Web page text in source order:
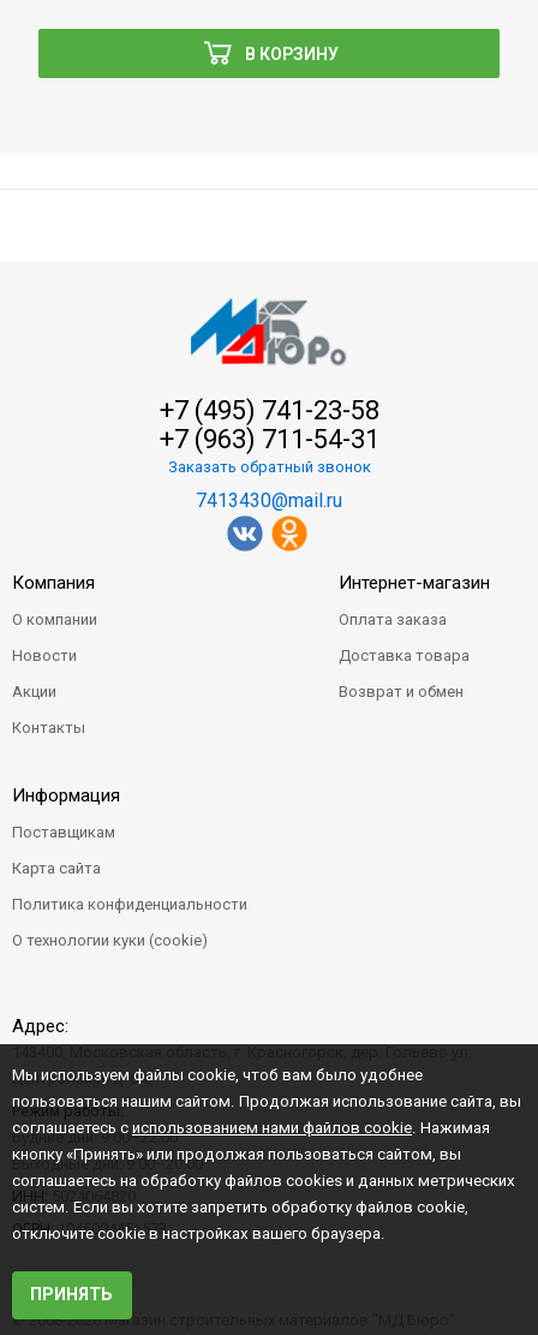
В КОРЗИНУ
+7 (495) 741-23-58
+7 (963) 711-54-31
Заказать обратный звонок
7413430@mail.ru
Компания
О компании
Новости
Акции
Контакты
Интернет-магазин
Оплата заказа
Доставка товара
Возврат и обмен
Информация
Поставщикам
Карта сайта
Политика конфиденциальности
О технологии куки (cookie)
Адрес:
Центральная д. 6"Б"
Режим работы:
Будние дни: 9:00–22:00
Выходные дни: 9:00–20:00
ИНН:
ОГРН:1045004456573
© 2008-2026 Магазин строительных материалов "МД Бюро"
Мы используем файлы cookie, чтоб вам было удобнее
пользоваться нашим сайтом. Продолжая использование сайта, вы
соглашаетесь с использованием нами файлов cookie . Нажимая
кнопку «Принять» или продолжая пользоваться сайтом, вы
соглашаетесь на обработку файлов cookies и данных метрических
систем. Если вы хотите запретить обработку файлов cookie,
отключите cookie в настройках вашего браузера.
ПРИНЯТЬ